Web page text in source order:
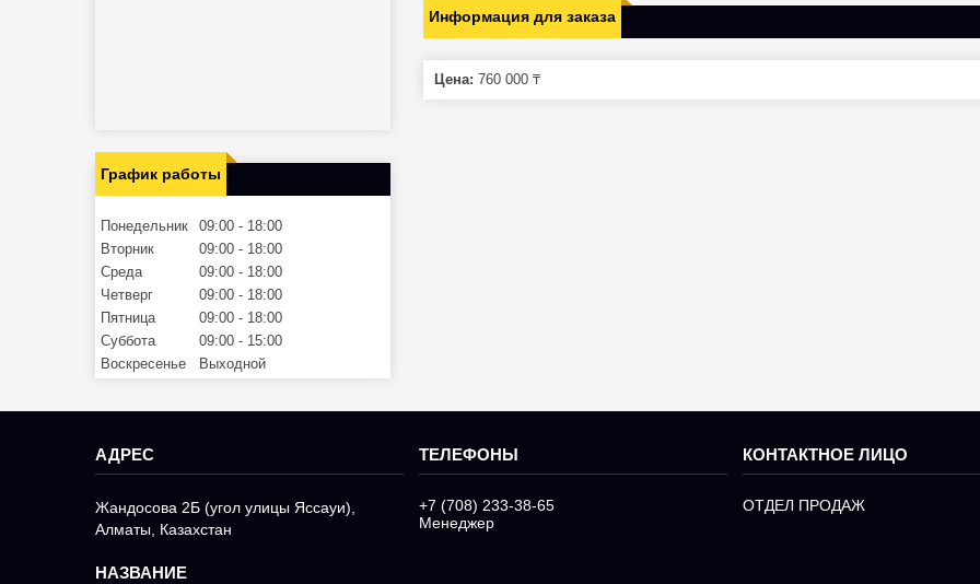
Информация для заказа
Цена: 760 000 ₸
График работы
Понедельник 09:00
18:00
Вторник
09:00
18:00
Среда
09:00
18:00
Четверг
09:00
18:00
Пятница
09:00
18:00
Суббота
09:00
15:00
Воскресенье
Выходной
Жандосова 2Б (угол улицы Яссауи),
Алматы, Казахстан
+7 (708) 233-38-65
Менеджер
ОТДЕЛ ПРОДАЖ